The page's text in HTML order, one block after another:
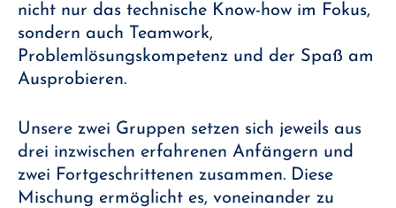
nicht nur das technische Know-how im Fokus,
sondern auch Teamwork,
Problemlösungskompetenz und der Spaß am
Ausprobieren.
Unsere zwei Gruppen setzen sich jeweils aus
drei inzwischen erfahrenen Anfängern und
zwei Fortgeschrittenen zusammen. Diese
Mischung ermöglicht es, voneinander zu